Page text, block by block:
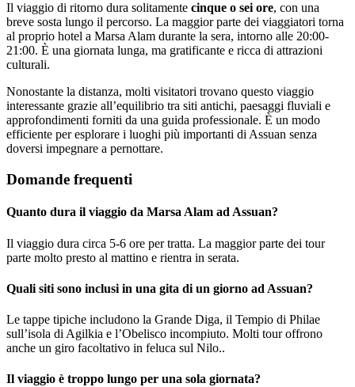
Il viaggio di ritorno dura solitamente cinque o sei ore, con una
breve sosta lungo il percorso. La maggior parte dei viaggiatori torna
al proprio hotel a Marsa Alam durante la sera, intorno alle 20:00-
21:00. È una giornata lunga, ma gratificante e ricca di attrazioni
culturali.
Nonostante la distanza, molti visitatori trovano questo viaggio
interessante grazie all’equilibrio tra siti antichi, paesaggi fluviali e
approfondimenti forniti da una guida professionale. È un modo
efficiente per esplorare i luoghi più importanti di Assuan senza
doversi impegnare a pernottare.
Domande frequenti
Quanto dura il viaggio da Marsa Alam ad Assuan?
Il viaggio dura circa 5-6 ore per tratta. La maggior parte dei tour
parte molto presto al mattino e rientra in serata.
Quali siti sono inclusi in una gita di un giorno ad Assuan?
Le tappe tipiche includono la Grande Diga, il Tempio di Philae
sull’isola di Agilkia e l’Obelisco incompiuto. Molti tour offrono
anche un giro facoltativo in feluca sul Nilo..
Il viaggio è troppo lungo per una sola giornata?